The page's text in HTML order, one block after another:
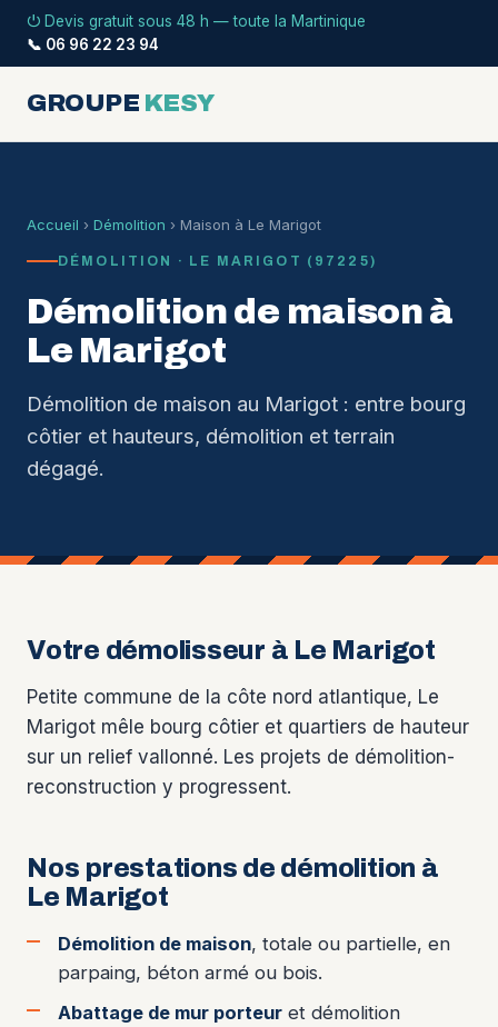
⏻ Devis gratuit sous 48 h — toute la Martinique
📞 06 96 22 23 94
GROUPE KESY
Accueil › Démolition › Maison à Le Marigot
DÉMOLITION · LE MARIGOT (97225)
Démolition de maison à
Le Marigot
Démolition de maison au Marigot : entre bourg
côtier et hauteurs, démolition et terrain
dégagé.
Votre démolisseur à Le Marigot
Petite commune de la côte nord atlantique, Le
Marigot mêle bourg côtier et quartiers de hauteur
sur un relief vallonné. Les projets de démolition-
reconstruction y progressent.
Nos prestations de démolition à
Le Marigot
Démolition de maison, totale ou partielle, en
parpaing, béton armé ou bois.
Abattage de mur porteur et démolition